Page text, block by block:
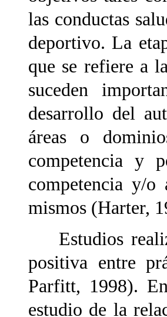
las conductas
deportivo. La
que se refiere a
suceden
desarrollo del
áreas o
competencia y
competencia y/o
mismos (Harter,
Estudios
positiva entre
Parfitt, 1998).
estudio de la